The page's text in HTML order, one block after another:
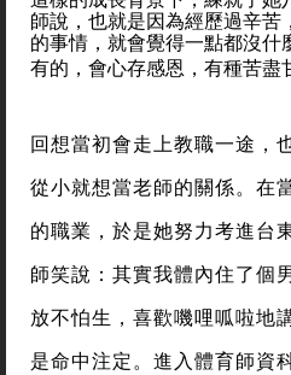
師說，也就是因為經歷過辛
的事情，就會覺得一點都沒
有的，會心存感恩，有種苦盡
回想當初會走上教職一途，
從小就想當老師的關係。在
的職業，於是她努力考進台
師笑說：其實我體內住了個
放不怕生，喜歡嘰哩呱啦地
是命中注定。進入體育師資